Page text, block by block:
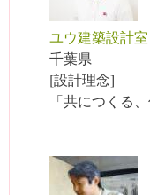
ユウ建築設計
千葉県
[設計理念]
「共につくる